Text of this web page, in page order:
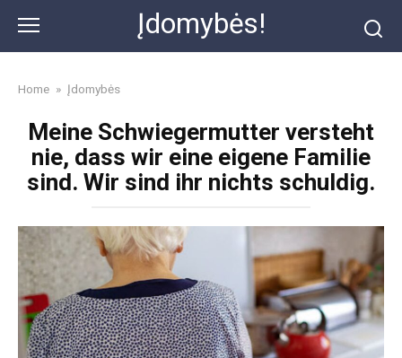
content
Įdomybės!
Home » Įdomybės
Meine Schwiegermutter versteht
nie, dass wir eine eigene Familie
sind. Wir sind ihr nichts schuldig.